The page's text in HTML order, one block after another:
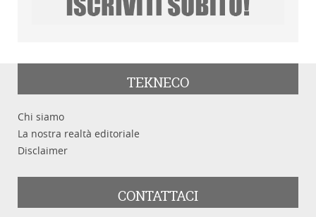
TEKNECO
Chi siamo
La nostra realtà editoriale
Disclaimer
CONTATTACI